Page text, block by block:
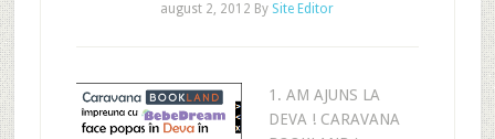
august 2, 2012 By Site Editor
1. AM AJUNS LA
DEVA ! CARAVANA